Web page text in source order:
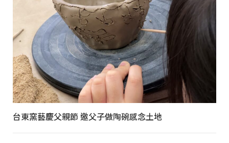
台東窯藝慶父親節 邀父子做陶碗感念土地